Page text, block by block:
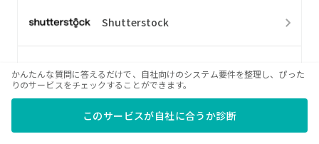
Shutterstock
Getty Images
Prisma
かんたんな質問に答えるだけで、自社向けのシステム要件を整理し、ぴった
りのサービスをチェックすることができます。
このサービスが自社に合うか診断